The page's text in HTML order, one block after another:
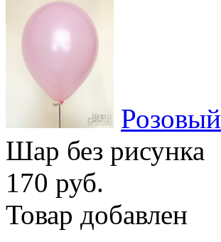
Розовый
Шар без рисунка
170 руб.
Товар добавлен